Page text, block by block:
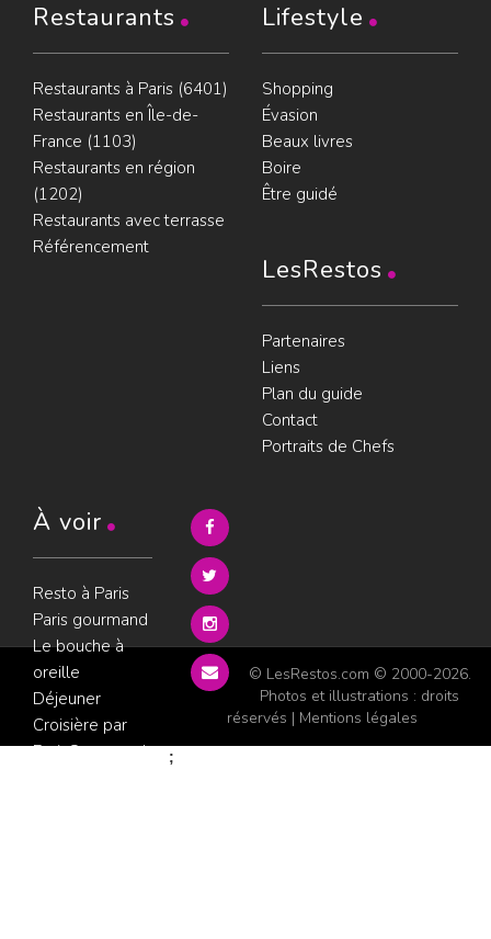
Restaurants
Restaurants à Paris (6401)
Restaurants en Île-de-
France (1103)
Restaurants en région
(1202)
Restaurants avec terrasse
Référencement
Lifestyle
Shopping
Évasion
Beaux livres
Boire
Être guidé
LesRestos
Partenaires
Liens
Plan du guide
Contact
Portraits de Chefs
À voir
Resto à Paris
Paris gourmand
Le bouche à
oreille
Déjeuner
Croisière par
ParisGourmand
© LesRestos.com © 2000-2026.
Photos et illustrations : droits
réservés | Mentions légales
;